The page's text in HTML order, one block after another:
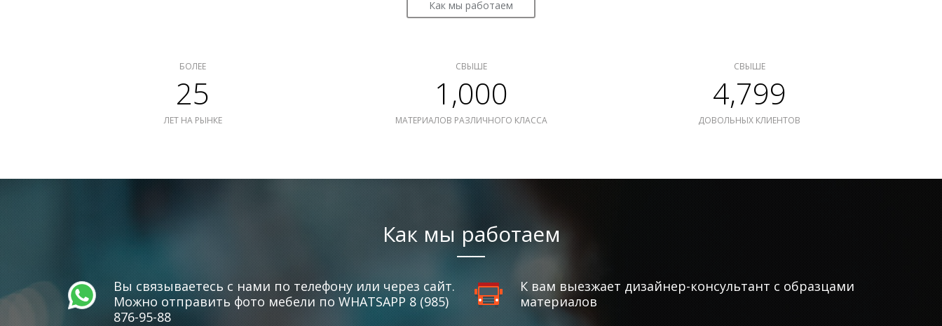
Как мы работаем
БОЛЕЕ
25
ЛЕТ НА РЫНКЕ
СВЫШЕ
1,000
МАТЕРИАЛОВ РАЗЛИЧНОГО КЛАССА
СВЫШЕ
4,799
ДОВОЛЬНЫХ КЛИЕНТОВ
Как мы работаем
Вы связываетесь с нами по телефону или через сайт.
Можно отправить фото мебели по WHATSAPP 8 (985)
876-95-88
К вам выезжает дизайнер-консультант с образцами
материалов